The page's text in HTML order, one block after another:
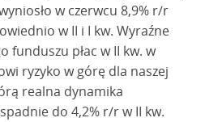
w czerwcu 8,9% r/r
w II i I kw. Wyraźne
funduszu płac w II kw. w
ryzyko w górę dla naszej
realna dynamika
do 4,2% r/r w II kw.